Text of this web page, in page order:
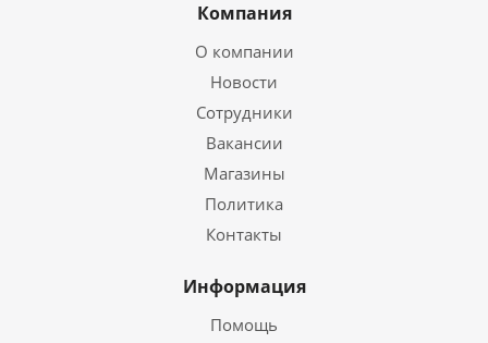
Компания
О компании
Новости
Сотрудники
Вакансии
Магазины
Политика
Контакты
Информация
Помощь